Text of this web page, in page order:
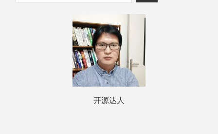
至
索：
开源达人